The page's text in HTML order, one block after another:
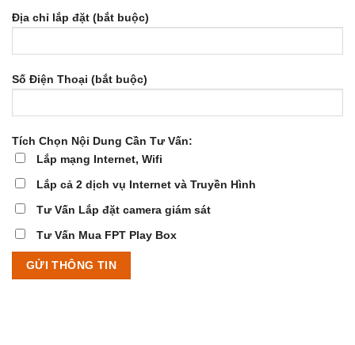
Địa chỉ lắp đặt (bắt buộc)
Số Điện Thoại (bắt buộc)
Tích Chọn Nội Dung Cần Tư Vấn:
Lắp mạng Internet, Wifi
Lắp cả 2 dịch vụ Internet và Truyền Hình
Tư Vấn Lắp đặt camera giám sát
Tư Vấn Mua FPT Play Box